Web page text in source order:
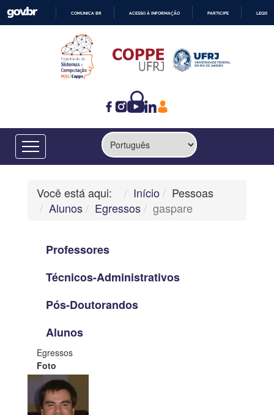
CONTEÚDO
COMUNICA BR ACESSO À INFORMAÇÃO PARTICIPE
Você está aqui: Início
Pessoas
Alunos
Egressos gaspare
Professores
Técnicos-Administrativos
Pós-Doutorandos
Alunos
Egressos
Foto